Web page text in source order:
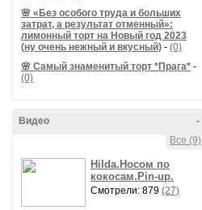
🌸 «Без особого труда и больших
затрат, а результат отменный»:
лимонный торт на Новый год 2023
(ну очень нежный и вкусный) - (0)
🌸 Самый знаменитый торт *Прага* -
(0)
-
Видео
Все (9)
Hilda.Носом по
кокосам.Pin-up.
Смотрели: 879 (27)